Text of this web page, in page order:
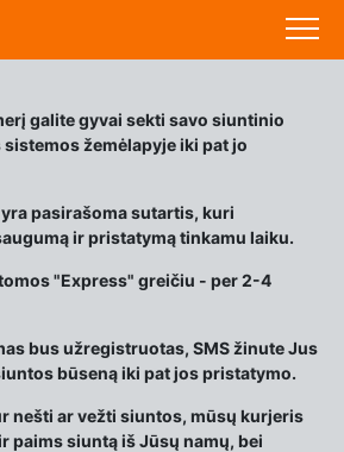
galite gyvai sekti savo siuntinio
žemėlapyje iki pat jo
pasirašoma sutartis, kuri
ir pristatymą tinkamu laiku.
"Express" greičiu - per 2-4
bus užregistruotas, SMS žinute Jus
būseną iki pat jos pristatymo.
nešti ar vežti siuntos, mūsų kurjeris
paims siuntą iš Jūsų namų, bei